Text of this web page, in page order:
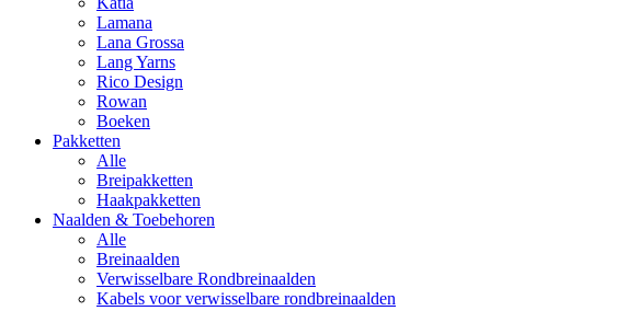
Lamana
Lana Grossa
Lang Yarns
Rico Design
Rowan
Boeken
Pakketten
Alle
Breipakketten
Haakpakketten
Naalden & Toebehoren
Alle
Breinaalden
Verwisselbare Rondbreinaalden
Kabels voor verwisselbare rondbreinaalden